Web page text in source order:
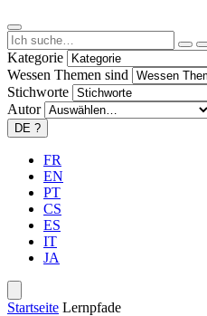
Kategorie
Wessen Themen sind
Stichworte
Autor
DE ?
FR
EN
PT
CS
ES
IT
JA
Startseite Lernpfade